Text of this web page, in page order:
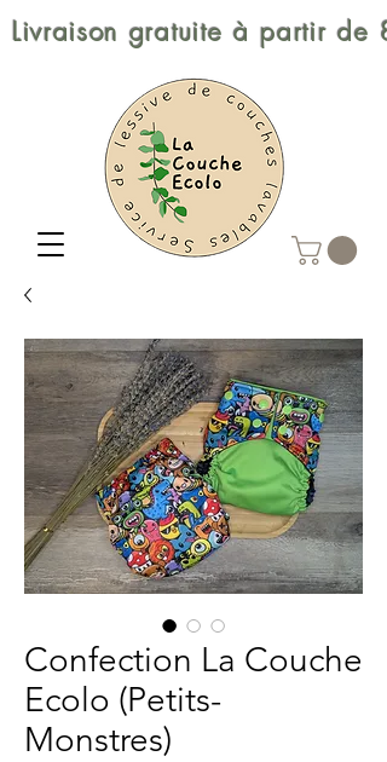
Livraison gratuite à partir de
Confection La Couche
Ecolo (Petits-
Monstres)